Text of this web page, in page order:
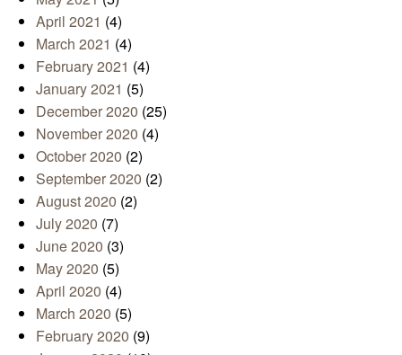
April 2021 (4)
March 2021 (4)
February 2021 (4)
January 2021 (5)
December 2020 (25)
November 2020 (4)
October 2020 (2)
September 2020 (2)
August 2020 (2)
July 2020 (7)
June 2020 (3)
May 2020 (5)
April 2020 (4)
March 2020 (5)
February 2020 (9)